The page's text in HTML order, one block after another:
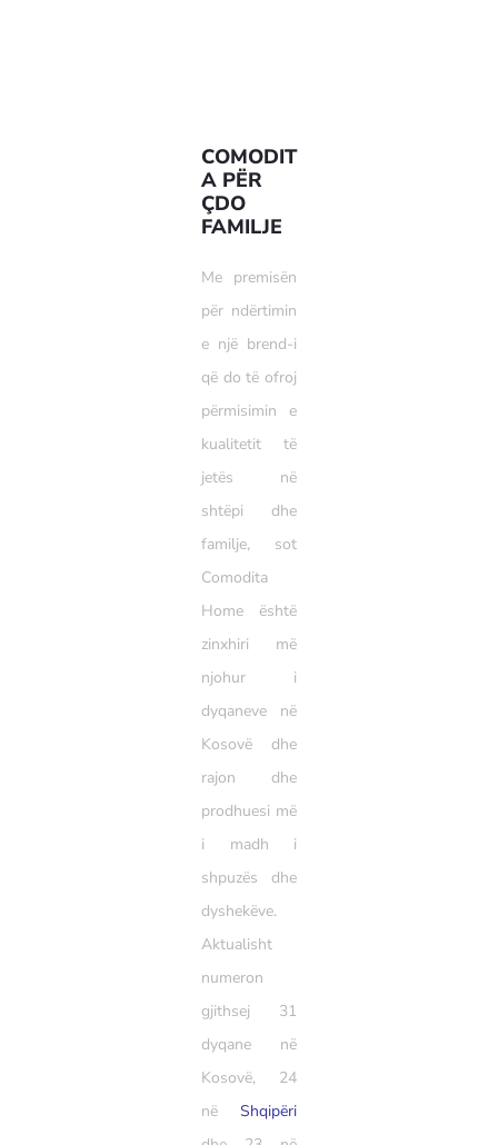
COMODIT
A PËR
ÇDO
FAMILJE
Me premisën
për ndërtimin
e një brend-i
që do të ofroj
përmisimin e
kualitetit të
jetës në
shtëpi dhe
familje, sot
Comodita
Home është
zinxhiri më
njohur i
dyqaneve në
Kosovë dhe
rajon dhe
prodhuesi më
i madh i
shpuzës dhe
dyshekëve.
Aktualisht
numeron
gjithsej 31
dyqane në
Kosovë, 24
në Shqipëri